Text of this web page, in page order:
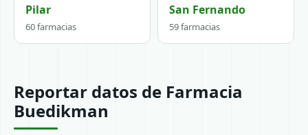
Pilar
60 farmacias
San Fernando
59 farmacias
Reportar datos de Farmacia
Buedikman